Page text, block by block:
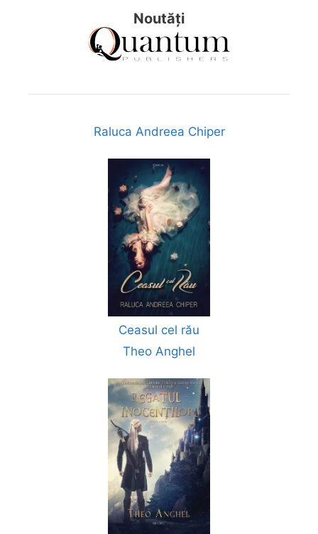
Noutăți
Raluca Andreea Chiper
Ceasul cel rău
Theo Anghel